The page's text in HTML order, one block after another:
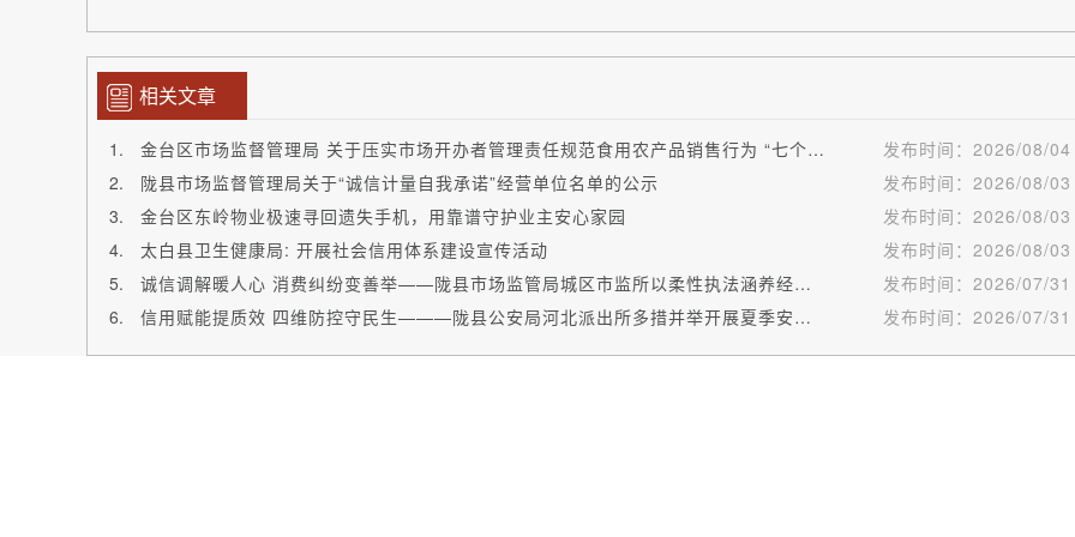
相关文章
金台区市场监督管理局 关于压实市场开办者管理责任规范食用农产品销售行为 “七个一律”的通告 发布时间： 2026/08/04
陇县市场监督管理局关于“诚信计量自我承诺”经营单位名单的公示
发布时间： 2026/08/03
金台区东岭物业极速寻回遗失手机，用靠谱守护业主安心家园
发布时间： 2026/08/03
太白县卫生健康局: 开展社会信用体系建设宣传活动
发布时间： 2026/08/03
诚信调解暖人心 消费纠纷变善举——陇县市场监管局城区市监所以柔性执法涵养经营新风
发布时间： 2026/07/31
信用赋能提质效 四维防控守民生———陇县公安局河北派出所多措并举开展夏季安全排查暨信用宣传工作
发布时间： 2026/07/31